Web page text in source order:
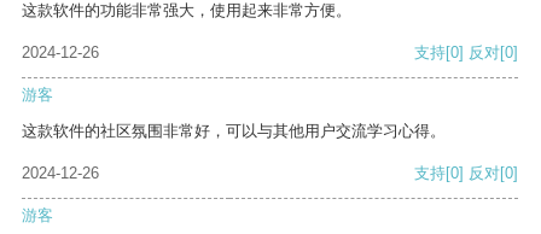
这款软件的功能非常强大，使用起来非常方便。
2024-12-26 支持[0] 反对[0]
游客
这款软件的社区氛围非常好，可以与其他用户交流学习心得。
2024-12-26 支持[0] 反对[0]
游客